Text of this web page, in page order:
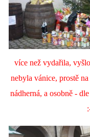
více než vydařila,
nebyla vánice, prostě
nádherná, a osobně -